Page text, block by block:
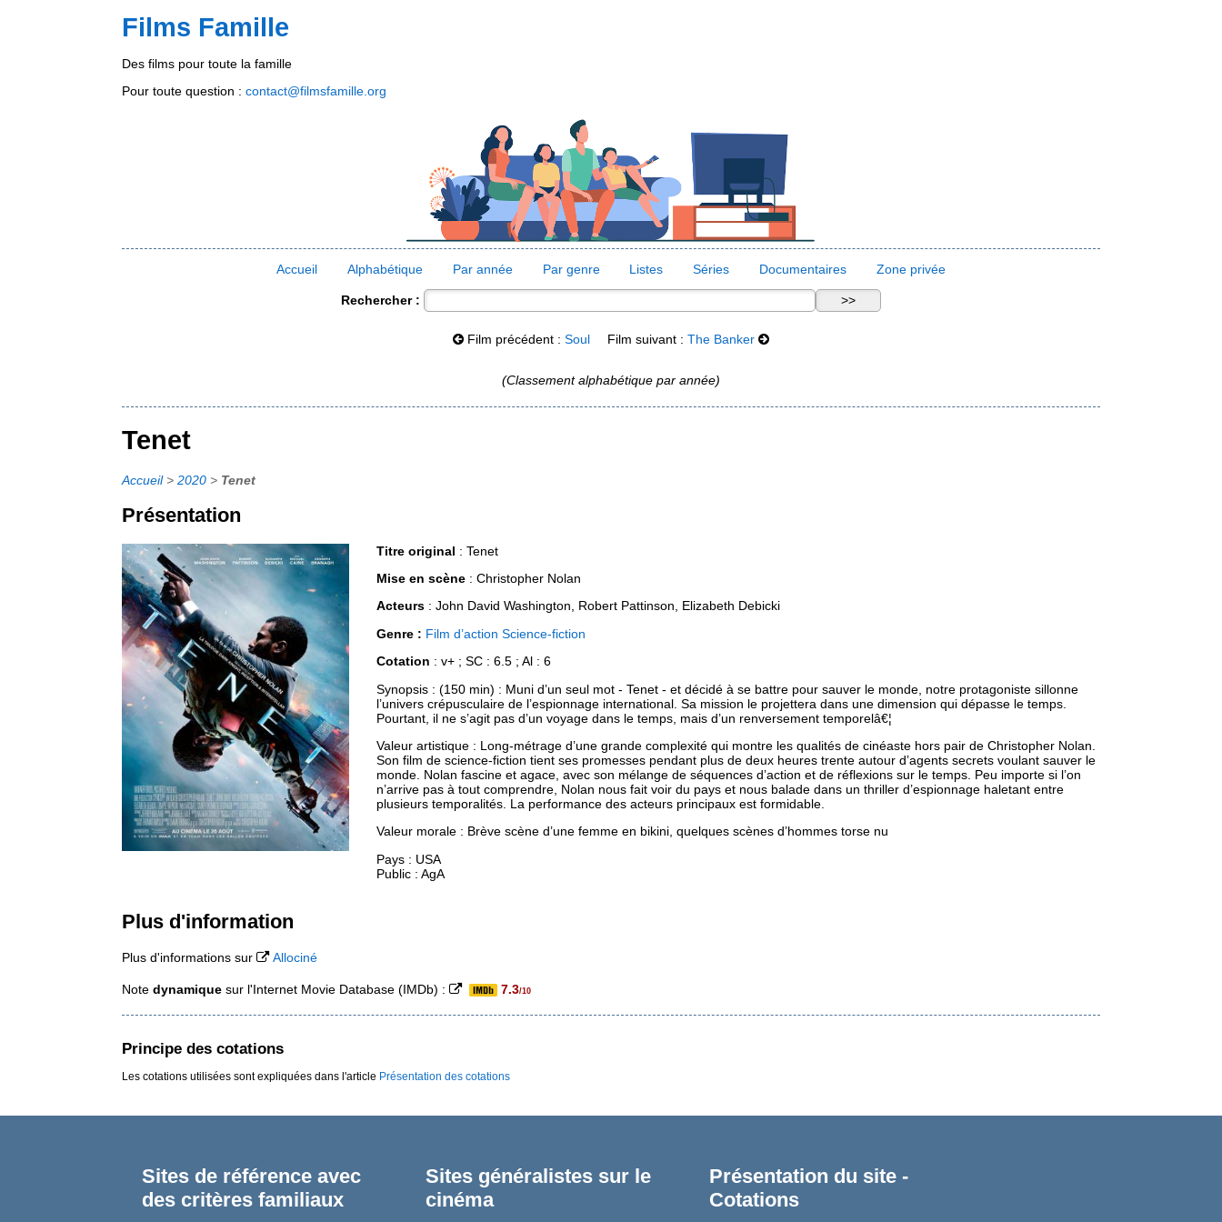
Films Famille
Des films pour toute la famille
Pour toute question :contact@filmsfamille.org
Accueil Alphabétique Par année Par genre Listes Séries Documentaires Zone privée
Rechercher :
Film précédent :Soul Film suivant : The Banker
(Classement alphabétique par année)
Tenet
Accueil>2020 > Tenet
Présentation
Titre original : Tenet
Mise en scène : Christopher Nolan
Acteurs : John David Washington, Robert Pattinson, Elizabeth Debicki
Genre : Film d’action Science-fiction
Cotation : v+ ; SC : 6.5 ; Al : 6
Synopsis : (150 min) : Muni d’un seul mot - Tenet - et décidé à se battre pour sauver le monde, notre protagoniste sillonne
l’univers crépusculaire de l’espionnage international. Sa mission le projettera dans une dimension qui dépasse le temps.
Pourtant, il ne s’agit pas d’un voyage dans le temps, mais d’un renversement temporelâ€¦
Valeur artistique : Long-métrage d’une grande complexité qui montre les qualités de cinéaste hors pair de Christopher Nolan.
Son film de science-fiction tient ses promesses pendant plus de deux heures trente autour d’agents secrets voulant sauver le
monde. Nolan fascine et agace, avec son mélange de séquences d’action et de réflexions sur le temps. Peu importe si l’on
n’arrive pas à tout comprendre, Nolan nous fait voir du pays et nous balade dans un thriller d’espionnage haletant entre
plusieurs temporalités. La performance des acteurs principaux est formidable.
Valeur morale : Brève scène d’une femme en bikini, quelques scènes d’hommes torse nu
Pays : USA
Public : AgA
Plus d'information
Plus d'informations sur Allociné
Notedynamique sur l'Internet Movie Database (IMDb) : 7.3/10
Principe des cotations
Les cotations utilisées sont expliquées dans l'article Présentation des cotations
Sites de référence avec
des critères familiaux
Sites généralistes sur le
cinéma
Présentation du site -
Cotations